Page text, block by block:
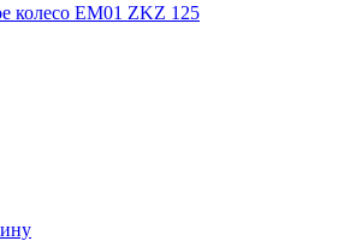
колесо EM01 ZKZ 125